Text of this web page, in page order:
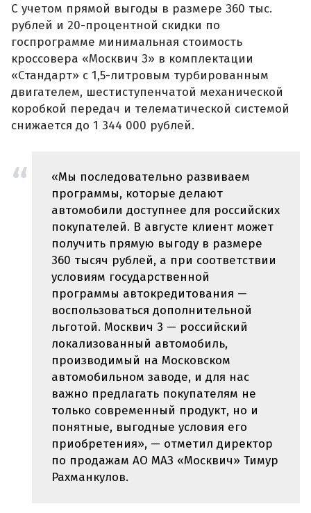
С учетом прямой выгоды в размере 360 тыс.
рублей и 20-процентной скидки по
госпрограмме минимальная стоимость
кроссовера «Москвич 3» в комплектации
«Стандарт» с 1,5-литровым турбированным
двигателем, шестиступенчатой механической
коробкой передач и телематической системой
снижается до 1 344 000 рублей.
«Мы последовательно развиваем
программы, которые делают
автомобили доступнее для российских
покупателей. В августе клиент может
получить прямую выгоду в размере
360 тысяч рублей, а при соответствии
условиям государственной
программы автокредитования —
воспользоваться дополнительной
льготой. Москвич 3 — российский
локализованный автомобиль,
производимый на Московском
автомобильном заводе, и для нас
важно предлагать покупателям не
только современный продукт, но и
понятные, выгодные условия его
приобретения», — отметил директор
по продажам АО МАЗ «Москвич» Тимур
Рахманкулов.